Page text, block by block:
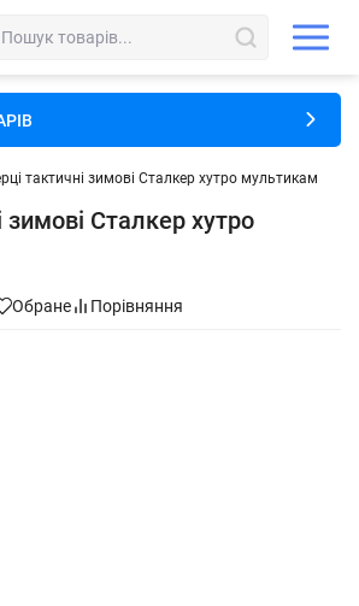
тактичні зимові Сталкер хутро мультикам
зимові Сталкер хутро
Обране Порівняння